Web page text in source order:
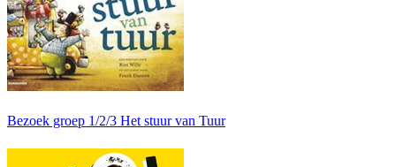
Bezoek groep 1/2/3 Het stuur van Tuur